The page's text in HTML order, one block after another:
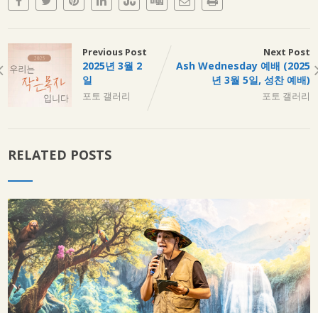
Previous Post
2025년 3월 2
일
포토 갤러리
Next Post
Ash Wednesday 예배 (2025
년 3월 5일, 성찬 예배)
포토 갤러리
RELATED POSTS